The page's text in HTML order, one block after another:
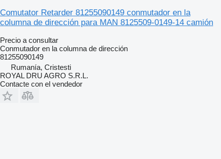
Comutator Retarder 81255090149 conmutador en la
columna de dirección para MAN 8125509-0149-14 camión
Precio a consultar
Conmutador en la columna de dirección
81255090149
Rumanía, Cristesti
ROYAL DRU AGRO S.R.L.
Contacte con el vendedor